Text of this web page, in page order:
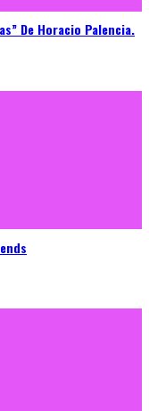
De Horacio Palencia.